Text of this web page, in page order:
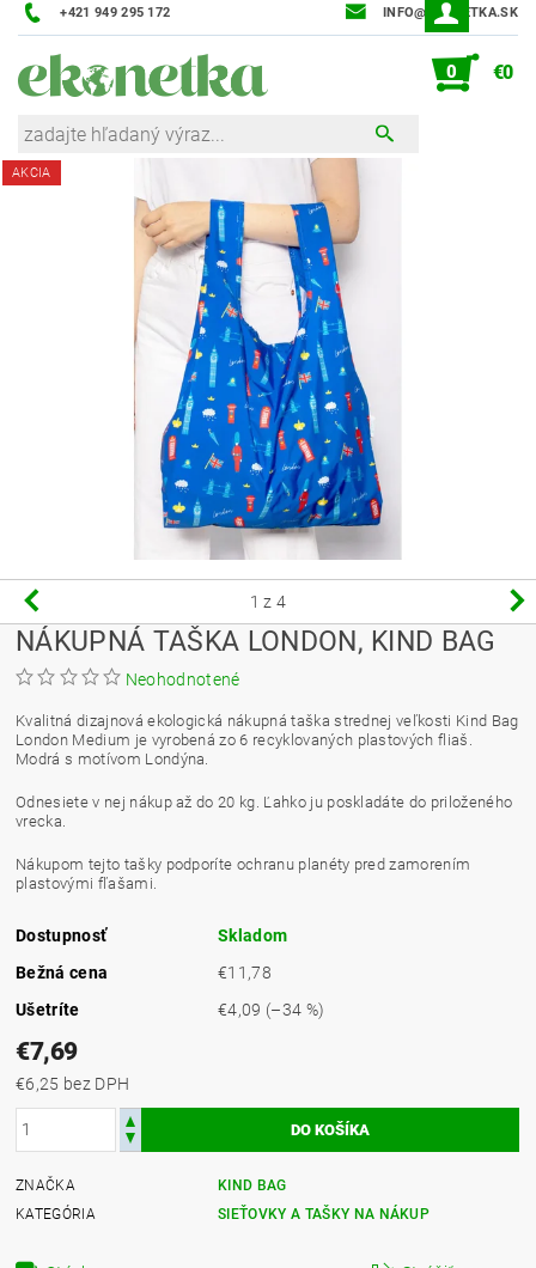
+421 949 295 172 INFO@EKONETKA.SK
0 €0
AKCIA
1 z 4
NÁKUPNÁ TAŠKA LONDON, KIND BAG
Neohodnotené
Kvalitná dizajnová ekologická nákupná taška strednej veľkosti Kind Bag
London Medium je vyrobená zo 6 recyklovaných plastových fliaš.
Modrá s motívom Londýna.
Odnesiete v nej nákup až do 20 kg. Ľahko ju poskladáte do priloženého
vrecka.
Nákupom tejto tašky podporíte ochranu planéty pred zamorením
plastovými fľašami.
Dostupnosť
Skladom
Bežná cena
€11,78
Ušetríte
€4,09 (–34 %)
€7,69
€6,25 bez DPH
ZNAČKA
KIND BAG
KATEGÓRIA
SIEŤOVKY A TAŠKY NA NÁKUP